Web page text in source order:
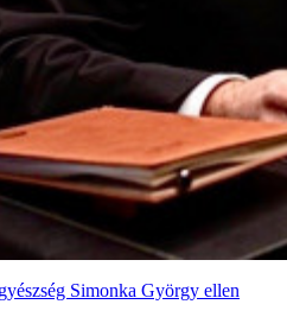
Simonka György ellen